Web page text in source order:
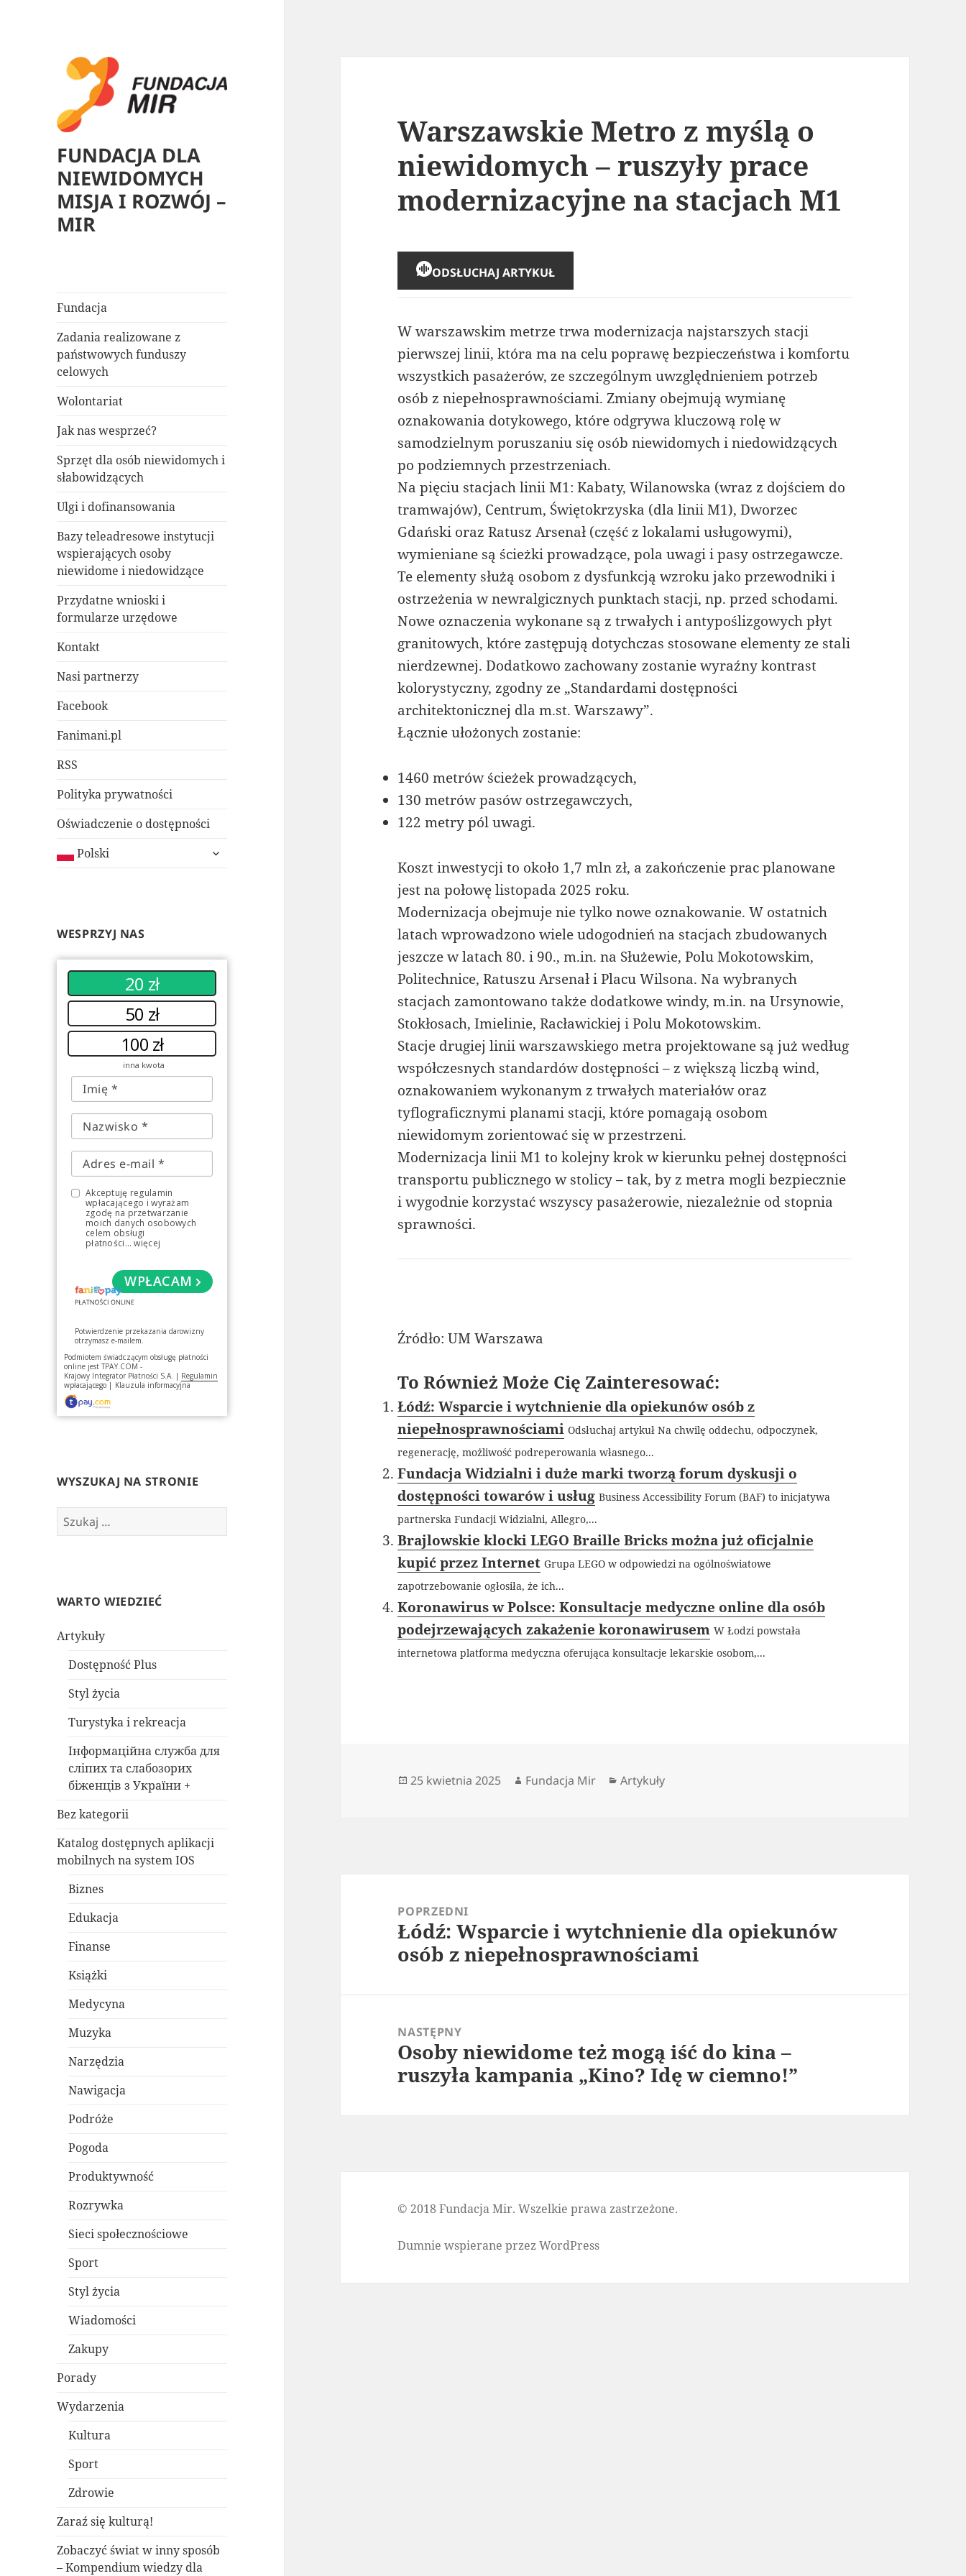
FUNDACJA DLA
NIEWIDOMYCH
MISJA I ROZWÓJ –
MIR
Fundacja
Zadania realizowane z
państwowych funduszy
celowych
Wolontariat
Jak nas wesprzeć?
Sprzęt dla osób niewidomych i
słabowidzących
Ulgi i dofinansowania
Bazy teleadresowe instytucji
wspierających osoby
niewidome i niedowidzące
Przydatne wnioski i
formularze urzędowe
Kontakt
Nasi partnerzy
Facebook
Fanimani.pl
RSS
Polityka prywatności
Oświadczenie o dostępności
Polski
rozwiń
WESPRZYJ NAS
20 zł
50 zł
100 zł
inna kwota
Akceptuję regulamin
wpłacającego i wyrażam
zgodę na przetwarzanie
moich danych osobowych
celem obsługi
płatności... więcej
WPŁACAM
Potwierdzenie przekazania darowizny
otrzymasz e-mailem.
Podmiotem świadczącym obsługę płatności
online jestTPAY.COM -
Krajowy Integrator Płatności S.A. | Regulamin
wpłacającego | Klauzula informacyjna
WYSZUKAJ NA STRONIE
Szukaj:
WARTO WIEDZIEĆ
Artykuły
Dostępność Plus
Styl życia
Turystyka i rekreacja
Інформаційна служба для
сліпих та слабозорих
біженців з України +
Bez kategorii
Katalog dostępnych aplikacji
mobilnych na system IOS
Biznes
Edukacja
Finanse
Książki
Medycyna
Muzyka
Narzędzia
Nawigacja
Podróże
Pogoda
Produktywność
Rozrywka
Sieci społecznościowe
Sport
Styl życia
Wiadomości
Zakupy
Porady
Wydarzenia
Kultura
Sport
Zdrowie
Zaraź się kulturą!
Zobaczyć świat w inny sposób
– Kompendium wiedzy dla
Warszawskie Metro z myślą o
niewidomych – ruszyły prace
modernizacyjne na stacjach M1
ODSŁUCHAJ ARTYKUŁ
W warszawskim metrze trwa modernizacja najstarszych stacji
pierwszej linii, która ma na celu poprawę bezpieczeństwa i komfortu
wszystkich pasażerów, ze szczególnym uwzględnieniem potrzeb
osób z niepełnosprawnościami. Zmiany obejmują wymianę
oznakowania dotykowego, które odgrywa kluczową rolę w
samodzielnym poruszaniu się osób niewidomych i niedowidzących
po podziemnych przestrzeniach.
Na pięciu stacjach linii M1: Kabaty, Wilanowska (wraz z dojściem do
tramwajów), Centrum, Świętokrzyska (dla linii M1), Dworzec
Gdański oraz Ratusz Arsenał (część z lokalami usługowymi),
wymieniane są ścieżki prowadzące, pola uwagi i pasy ostrzegawcze.
Te elementy służą osobom z dysfunkcją wzroku jako przewodniki i
ostrzeżenia w newralgicznych punktach stacji, np. przed schodami.
Nowe oznaczenia wykonane są z trwałych i antypoślizgowych płyt
granitowych, które zastępują dotychczas stosowane elementy ze stali
nierdzewnej. Dodatkowo zachowany zostanie wyraźny kontrast
kolorystyczny, zgodny ze „Standardami dostępności
architektonicznej dla m.st. Warszawy”.
Łącznie ułożonych zostanie:
1460 metrów ścieżek prowadzących,
130 metrów pasów ostrzegawczych,
122 metry pól uwagi.
Koszt inwestycji to około 1,7 mln zł, a zakończenie prac planowane
jest na połowę listopada 2025 roku.
Modernizacja obejmuje nie tylko nowe oznakowanie. W ostatnich
latach wprowadzono wiele udogodnień na stacjach zbudowanych
jeszcze w latach 80. i 90., m.in. na Służewie, Polu Mokotowskim,
Politechnice, Ratuszu Arsenał i Placu Wilsona. Na wybranych
stacjach zamontowano także dodatkowe windy, m.in. na Ursynowie,
Stokłosach, Imielinie, Racławickiej i Polu Mokotowskim.
Stacje drugiej linii warszawskiego metra projektowane są już według
współczesnych standardów dostępności – z większą liczbą wind,
oznakowaniem wykonanym z trwałych materiałów oraz
tyflograficznymi planami stacji, które pomagają osobom
niewidomym zorientować się w przestrzeni.
Modernizacja linii M1 to kolejny krok w kierunku pełnej dostępności
transportu publicznego w stolicy – tak, by z metra mogli bezpiecznie
i wygodnie korzystać wszyscy pasażerowie, niezależnie od stopnia
sprawności.
Źródło: UM Warszawa
To Również Może Cię Zainteresować:
Łódź: Wsparcie i wytchnienie dla opiekunów osób z
niepełnosprawnościami Odsłuchaj artykuł Na chwilę oddechu, odpoczynek,
regenerację, możliwość podreperowania własnego...
Fundacja Widzialni i duże marki tworzą forum dyskusji o
dostępności towarów i usług Business Accessibility Forum (BAF) to inicjatywa
partnerska Fundacji Widzialni, Allegro,...
Brajlowskie klocki LEGO Braille Bricks można już oficjalnie
kupić przez Internet Grupa LEGO w odpowiedzi na ogólnoświatowe
zapotrzebowanie ogłosiła, że ich...
Koronawirus w Polsce: Konsultacje medyczne online dla osób
podejrzewających zakażenie koronawirusem W Łodzi powstała
internetowa platforma medyczna oferująca konsultacje lekarskie osobom,...
Data
25 kwietnia 2025 Autor
Fundacja Mir Kategorie
Artykuły
POPRZEDNI
Poprzedni
wpis:
Łódź: Wsparcie i wytchnienie dla opiekunów
osób z niepełnosprawnościami
NASTĘPNY
Następny
wpis:
Osoby niewidome też mogą iść do kina –
ruszyła kampania „Kino? Idę w ciemno!”
© 2018 Fundacja Mir. Wszelkie prawa zastrzeżone.
Dumnie wspierane przez WordPress